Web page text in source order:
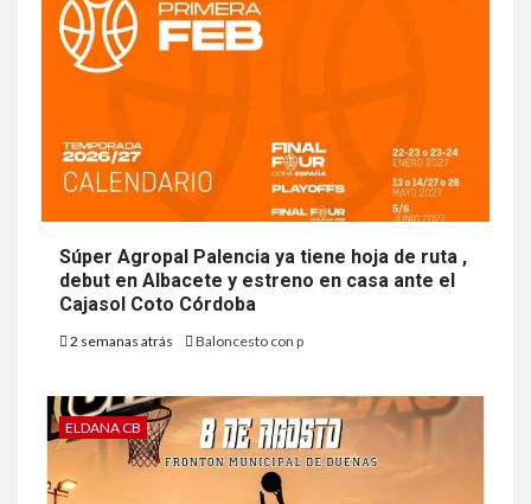
Súper Agropal Palencia ya tiene hoja de ruta ,
debut en Albacete y estreno en casa ante el
Cajasol Coto Córdoba
2 semanas atrás Baloncesto con p
ELDANA CB